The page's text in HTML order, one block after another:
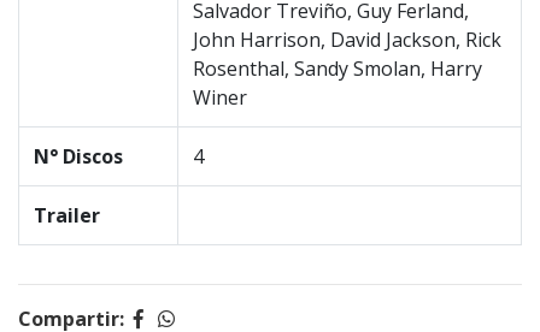
Salvador Treviño, Guy Ferland,
John Harrison, David Jackson, Rick
Rosenthal, Sandy Smolan, Harry
Winer
N° Discos 4
Trailer
Compartir: